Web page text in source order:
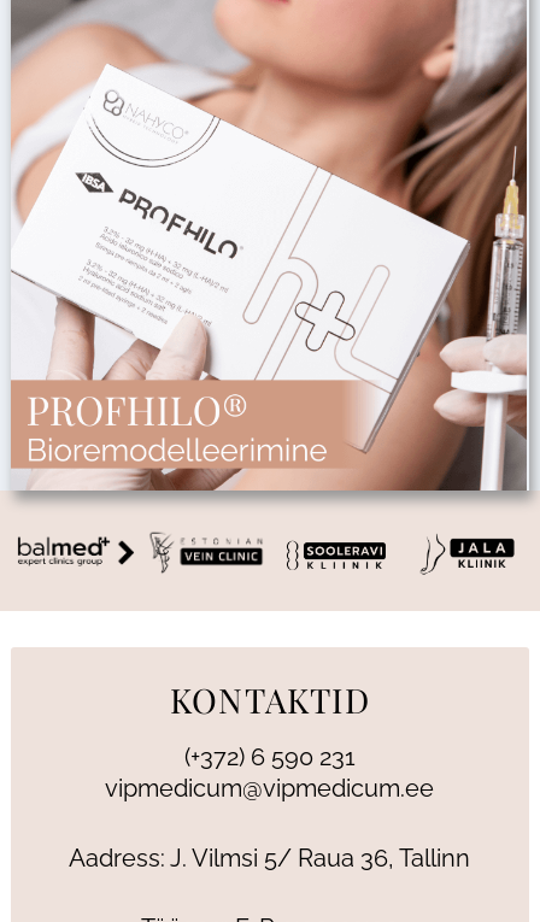
KONTAKTID
(+372) 6 590 231
vipmedicum@vipmedicum.ee
Aadress: J. Vilmsi 5/ Raua 36, Tallinn